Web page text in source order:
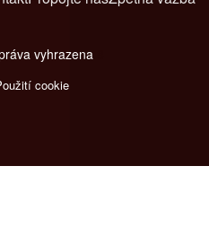
vyhrazena
cookie